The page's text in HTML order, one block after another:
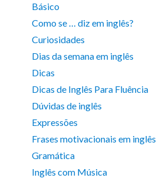
Básico
Como se … diz em inglês?
Curiosidades
Dias da semana em inglês
Dicas
Dicas de Inglês Para Fluência
Dúvidas de inglês
Expressões
Frases motivacionais em inglês
Gramática
Inglês com Música